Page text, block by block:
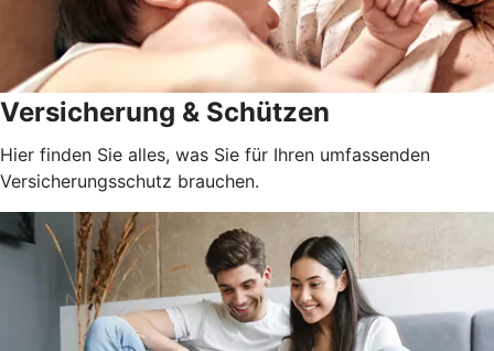
Versicherung & Schützen
Hier finden Sie alles, was Sie für Ihren umfassenden
Versicherungsschutz brauchen.